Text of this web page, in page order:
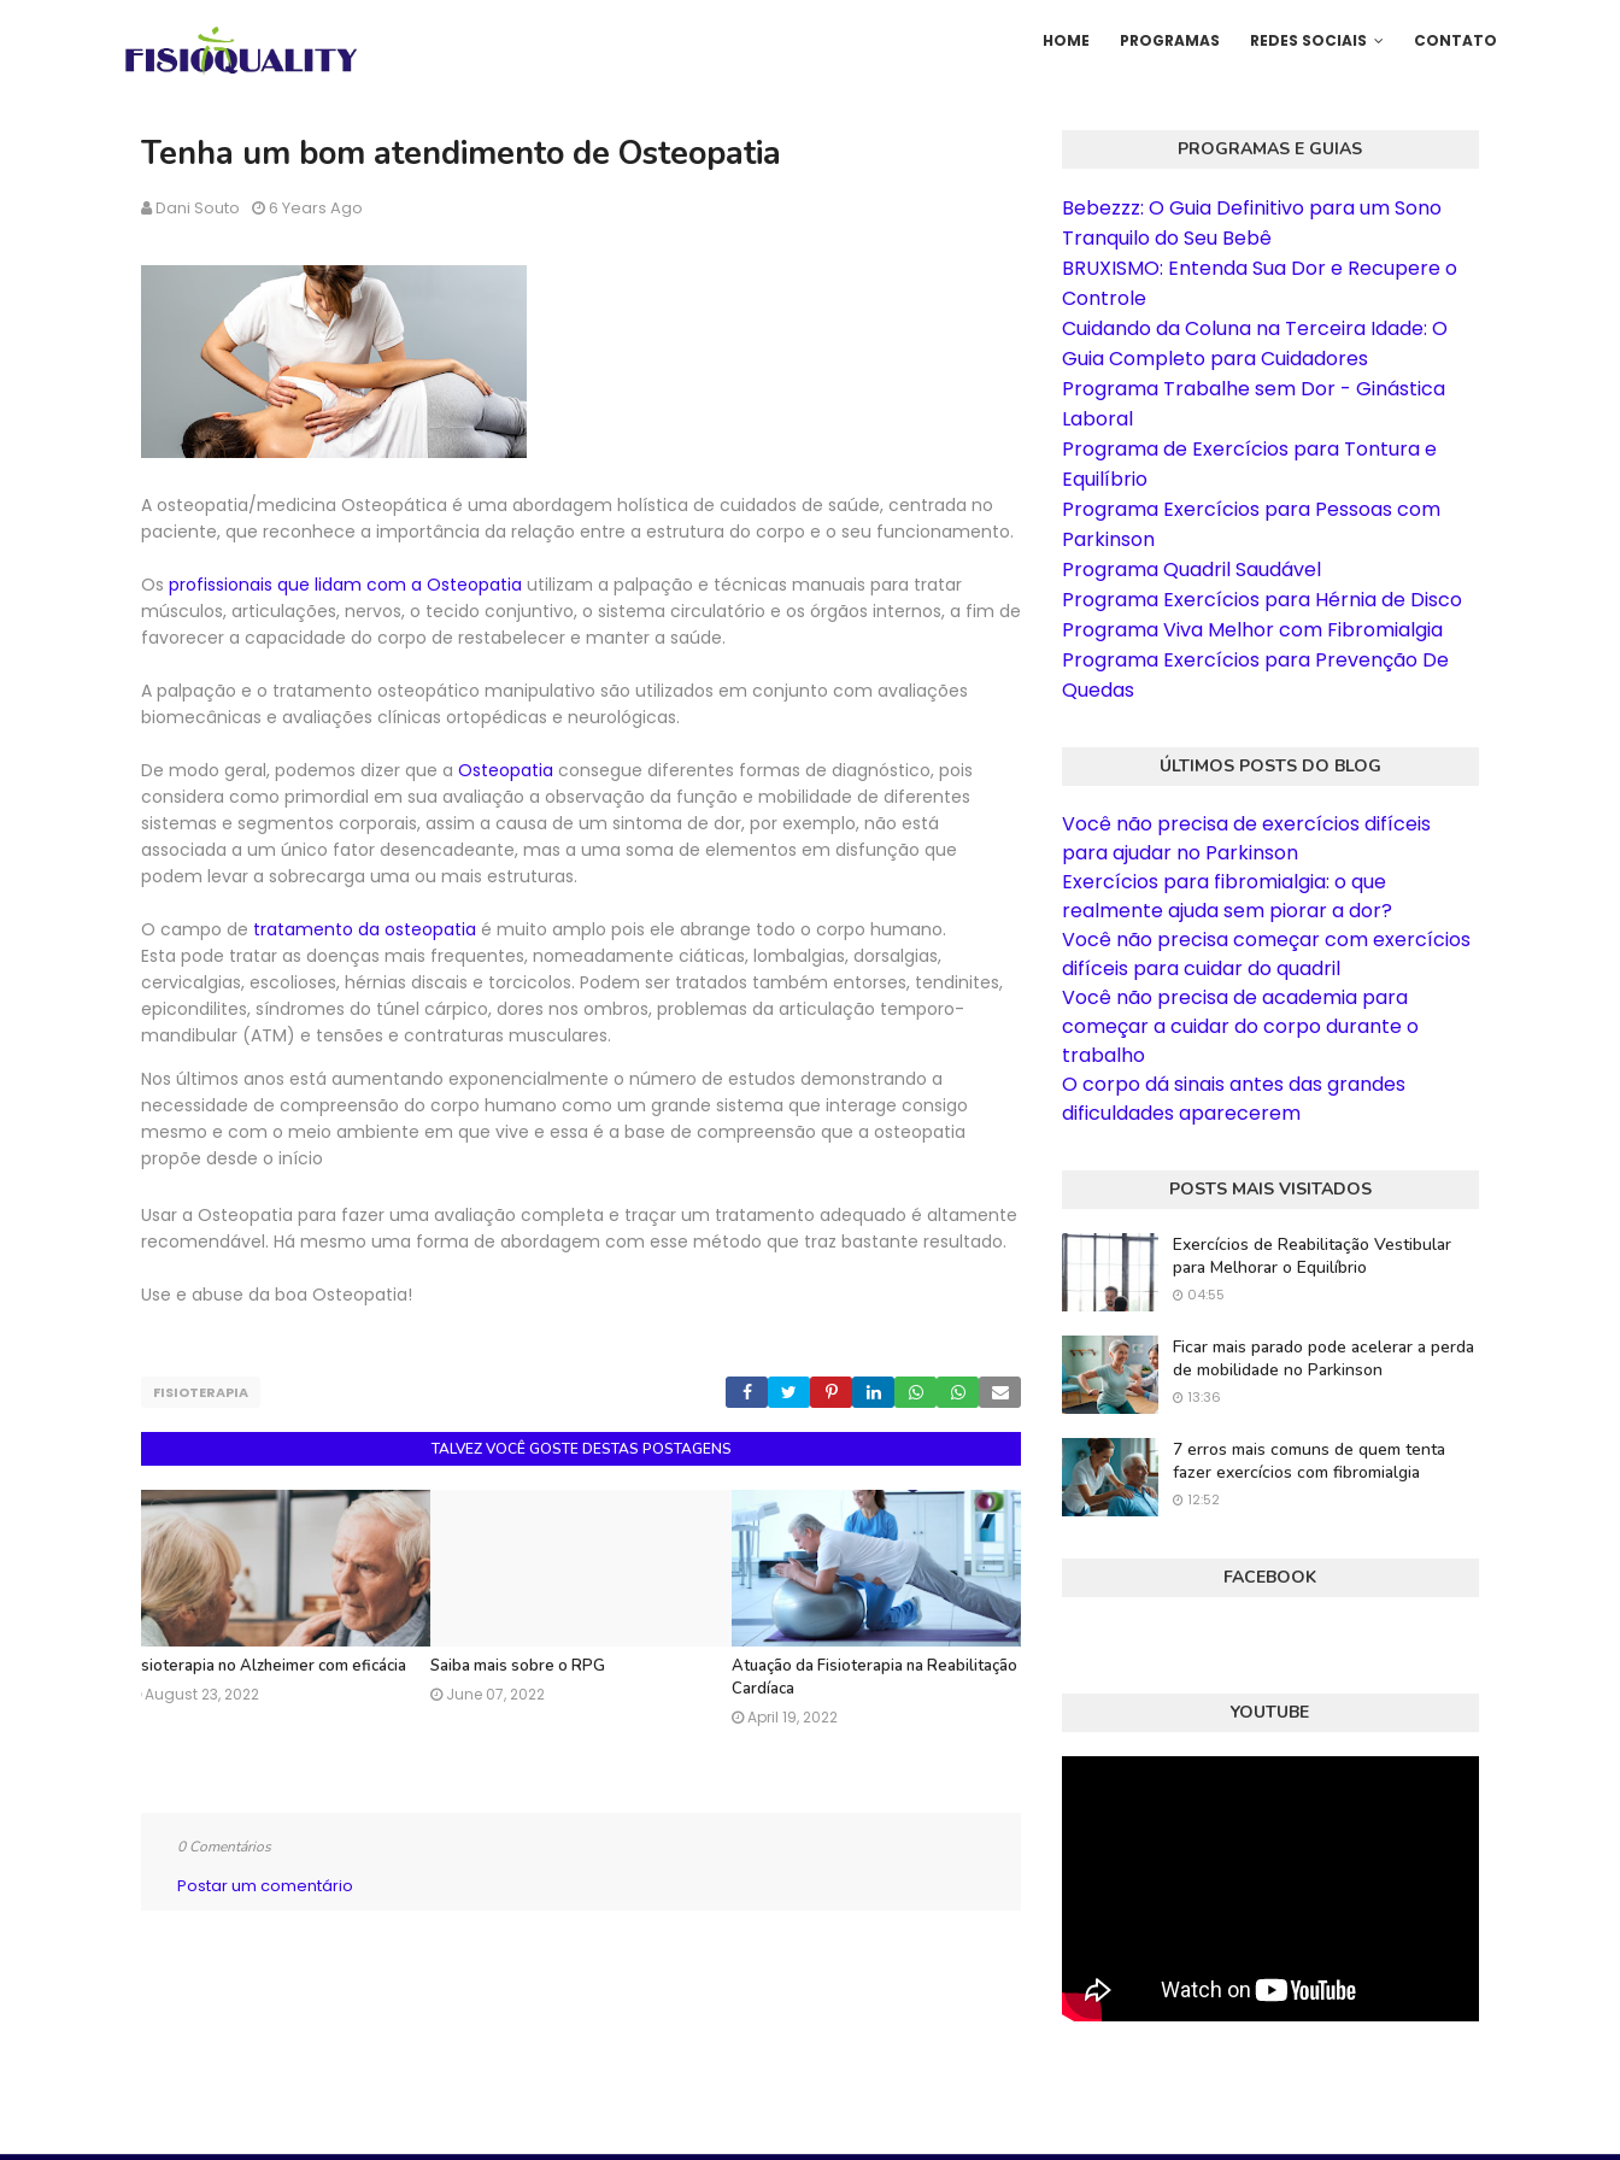
HOME PROGRAMAS REDES SOCIAIS CONTATO
Tenha um bom atendimento de Osteopatia
Dani Souto 6 Years Ago
A osteopatia/medicina Osteopática é uma abordagem holística de cuidados de saúde, centrada no
paciente, que reconhece a importância da relação entre a estrutura do corpo e o seu funcionamento.
Os profissionais que lidam com a Osteopatia utilizam a palpação e técnicas manuais para tratar
músculos, articulações, nervos, o tecido conjuntivo, o sistema circulatório e os órgãos internos, a fim de
favorecer a capacidade do corpo de restabelecer e manter a saúde.
A palpação e o tratamento osteopático manipulativo são utilizados em conjunto com avaliações
biomecânicas e avaliações clínicas ortopédicas e neurológicas.
De modo geral, podemos dizer que a Osteopatia consegue diferentes formas de diagnóstico, pois
considera como primordial em sua avaliação a observação da função e mobilidade de diferentes
sistemas e segmentos corporais, assim a causa de um sintoma de dor, por exemplo, não está
associada a um único fator desencadeante, mas a uma soma de elementos em disfunção que
podem levar a sobrecarga uma ou mais estruturas.
O campo de tratamento da osteopatia é muito amplo pois ele abrange todo o corpo humano.
Esta pode tratar as doenças mais frequentes, nomeadamente ciáticas, lombalgias, dorsalgias,
cervicalgias, escolioses, hérnias discais e torcicolos. Podem ser tratados também entorses, tendinites,
epicondilites, síndromes do túnel cárpico, dores nos ombros, problemas da articulação temporo-
mandibular (ATM) e tensões e contraturas musculares.
Nos últimos anos está aumentando exponencialmente o número de estudos demonstrando a
necessidade de compreensão do corpo humano como um grande sistema que interage consigo
mesmo e com o meio ambiente em que vive e essa é a base de compreensão que a osteopatia
propõe desde o início
Usar a Osteopatia para fazer uma avaliação completa e traçar um tratamento adequado é altamente
recomendável. Há mesmo uma forma de abordagem com esse método que traz bastante resultado.
Use e abuse da boa Osteopatia!
FISIOTERAPIA
TALVEZ VOCÊ GOSTE DESTAS POSTAGENS
Fisioterapia no Alzheimer com eficácia
August 23, 2022
Saiba mais sobre o RPG
June 07, 2022
Atuação da Fisioterapia na Reabilitação
Cardíaca
April 19, 2022
0 Comentários
Postar um comentário
PROGRAMAS E GUIAS
Bebezzz: O Guia Definitivo para um Sono
Tranquilo do Seu Bebê
BRUXISMO: Entenda Sua Dor e Recupere o
Controle
Cuidando da Coluna na Terceira Idade: O
Guia Completo para Cuidadores
Programa Trabalhe sem Dor - Ginástica
Laboral
Programa de Exercícios para Tontura e
Equilíbrio
Programa Exercícios para Pessoas com
Parkinson
Programa Quadril Saudável
Programa Exercícios para Hérnia de Disco
Programa Viva Melhor com Fibromialgia
Programa Exercícios para Prevenção De
Quedas
ÚLTIMOS POSTS DO BLOG
Você não precisa de exercícios difíceis
para ajudar no Parkinson
Exercícios para fibromialgia: o que
realmente ajuda sem piorar a dor?
Você não precisa começar com exercícios
difíceis para cuidar do quadril
Você não precisa de academia para
começar a cuidar do corpo durante o
trabalho
O corpo dá sinais antes das grandes
dificuldades aparecerem
POSTS MAIS VISITADOS
Exercícios de Reabilitação Vestibular
para Melhorar o Equilíbrio
04:55
Ficar mais parado pode acelerar a perda
de mobilidade no Parkinson
13:36
7 erros mais comuns de quem tenta
fazer exercícios com fibromialgia
12:52
FACEBOOK
YOUTUBE